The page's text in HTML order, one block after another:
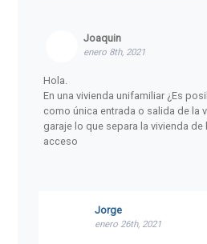
Joaquin
enero 8th, 2021
Hola.
En una vivienda unifamiliar ¿Es
como única entrada o salida de la
garaje lo que separa la vivienda
acceso
Jorge
enero 26th, 2021